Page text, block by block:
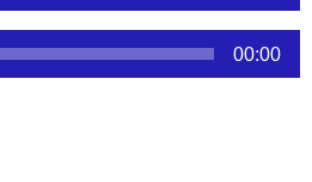
00:00